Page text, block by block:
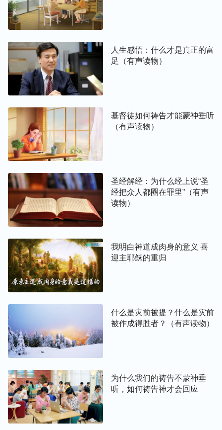
人生感悟：什么才是真正的富
足（有声读物）
基督徒如何祷告才能蒙神垂听
（有声读物）
圣经解经：为什么经上说“圣
经把众人都圈在罪里”（有声
读物）
我明白神道成肉身的意义 喜
迎主耶稣的重归
什么是灾前被提？什么是灾前
被作成得胜者？（有声读物）
为什么我们的祷告不蒙神垂
听，如何祷告神才会回应